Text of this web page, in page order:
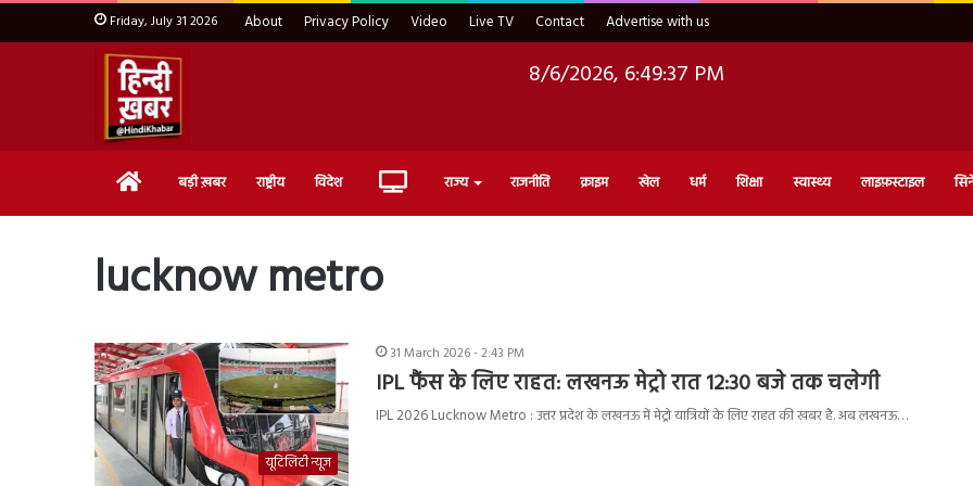
Friday, July 31 2026 About Privacy Policy Video Live TV Contact Advertise with us
8/6/2026, 6:49:38 PM
Home बड़ी ख़बर राष्ट्रीय विदेश Live राज्य राजनीति क्राइम खेल धर्म शिक्षा स्वास्थ्य लाइफ़स्टाइल
lucknow metro
यूटिलिटी न्यूज
31 March 2026 - 2:43 PM
IPL फैंस के लिए राहत: लखनऊ मेट्रो रात 12:30 बजे तक चलेगी
IPL 2026 Lucknow Metro : उत्तर प्रदेश के लखनऊ में मेट्रो यात्रियों के लिए राहत की खबर है. अब लखनऊ…